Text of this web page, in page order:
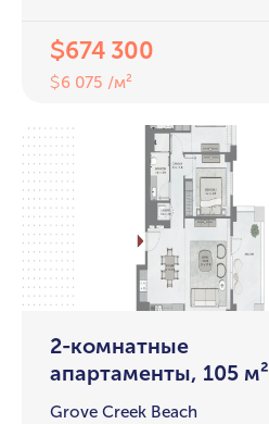
$674 300
$6 075 /м²
2-комнатные
апартаменты, 105 м²
Grove Creek Beach